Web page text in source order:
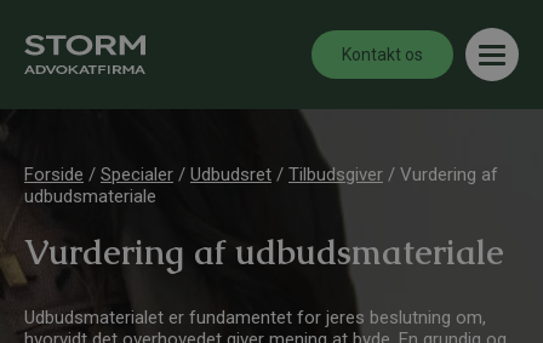
Kontakt os
Forside / Specialer / Udbudsret / Tilbudsgiver / Vurdering af
udbudsmateriale
Vurdering af udbudsmateriale
Udbudsmaterialet er fundamentet for jeres beslutning om,